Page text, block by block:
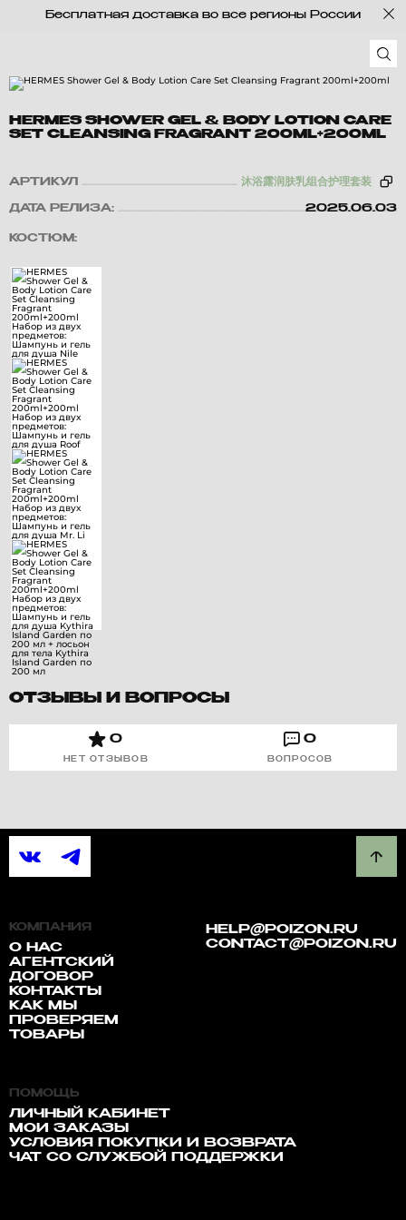
Бесплатная доставка во все регионы России
HERMES SHOWER GEL & BODY LOTION CARE
SET CLEANSING FRAGRANT 200ML+200ML
АРТИКУЛ 沐浴露润肤乳组合护理套装
ДАТА РЕЛИЗА: 2025.06.03
КОСТЮМ:
ОТЗЫВЫ И ВОПРОСЫ
0
НЕТ ОТЗЫВОВ
0
ВОПРОСОВ
КОМПАНИЯ
О НАС
АГЕНТСКИЙ
ДОГОВОР
КОНТАКТЫ
КАК МЫ
ПРОВЕРЯЕМ
ТОВАРЫ
HELP@POIZON.RU
CONTACT@POIZON.RU
ПОМОЩЬ
ЛИЧНЫЙ КАБИНЕТ
МОИ ЗАКАЗЫ
УСЛОВИЯ ПОКУПКИ И ВОЗВРАТА
ЧАТ СО СЛУЖБОЙ ПОДДЕРЖКИ